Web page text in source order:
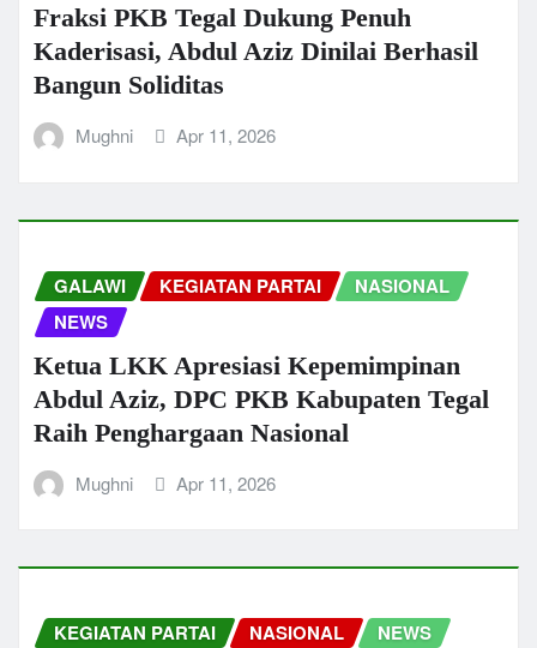
Fraksi PKB Tegal Dukung Penuh
Kaderisasi, Abdul Aziz Dinilai Berhasil
Bangun Soliditas
Mughni Apr 11, 2026
GALAWI KEGIATAN PARTAI
NASIONAL
NEWS
Ketua LKK Apresiasi Kepemimpinan
Abdul Aziz, DPC PKB Kabupaten Tegal
Raih Penghargaan Nasional
Mughni Apr 11, 2026
KEGIATAN PARTAI NASIONAL NEWS